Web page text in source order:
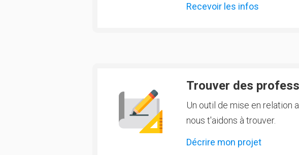
Recevoir les infos
Trouver des
Un outil de mise en relation
nous t'aidons à trouver.
Décrire mon projet